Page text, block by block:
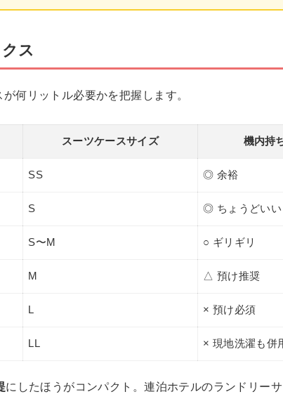
ス
何リットル必要かを把握します。
スーツケースサイズ 機内持
SS ◎ 余裕
S ◎ ちょうどいい
S〜M ○ ギリギリ
M △ 預け推奨
L × 預け必須
LL × 現地洗濯も併
にしたほうがコンパクト。連泊ホテルのランドリー